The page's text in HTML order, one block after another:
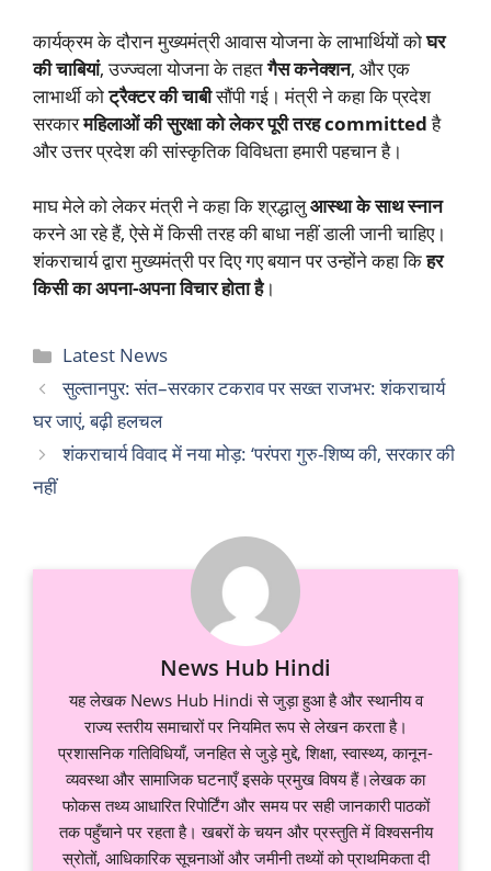
कार्यक्रम के दौरान मुख्यमंत्री आवास योजना के लाभार्थियों कोघर
की चाबियां, उज्ज्वला योजना के तहतगैस कनेक्शन, और एक
लाभार्थी कोट्रैक्टर की चाबीसौंपी गई। मंत्री ने कहा कि प्रदेश
सरकारमहिलाओं की सुरक्षा को लेकर पूरी तरह committedहै
और उत्तर प्रदेश की सांस्कृतिक विविधता हमारी पहचान है।
माघ मेले को लेकर मंत्री ने कहा कि श्रद्धालुआस्था के साथ स्नान
करने आ रहे हैं, ऐसे में किसी तरह की बाधा नहीं डाली जानी चाहिए।
शंकराचार्य द्वारा मुख्यमंत्री पर दिए गए बयान पर उन्होंने कहा किहर
किसी का अपना-अपना विचार होता है।
Categories
Latest News
सुल्तानपुर: संत–सरकार टकराव पर सख्त राजभर: शंकराचार्य
घर जाएं, बढ़ी हलचल
शंकराचार्य विवाद में नया मोड़: ‘परंपरा गुरु-शिष्य की, सरकार की
नहीं
News Hub Hindi
यह लेखक News Hub Hindi से जुड़ा हुआ है और स्थानीय व
राज्य स्तरीय समाचारों पर नियमित रूप से लेखन करता है।
प्रशासनिक गतिविधियाँ, जनहित से जुड़े मुद्दे, शिक्षा, स्वास्थ्य, कानून-
व्यवस्था और सामाजिक घटनाएँ इसके प्रमुख विषय हैं।लेखक का
फोकस तथ्य आधारित रिपोर्टिंग और समय पर सही जानकारी पाठकों
तक पहुँचाने पर रहता है। खबरों के चयन और प्रस्तुति में विश्वसनीय
स्रोतों, आधिकारिक सूचनाओं और जमीनी तथ्यों को प्राथमिकता दी